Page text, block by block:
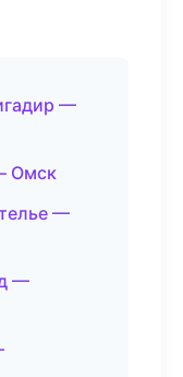
—
Омск
—
—